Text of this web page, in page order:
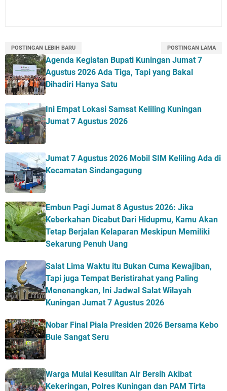
POSTINGAN LEBIH BARU POSTINGAN LAMA
Agenda Kegiatan Bupati Kuningan Jumat 7
Agustus 2026 Ada Tiga, Tapi yang Bakal
Dihadiri Hanya Satu
Ini Empat Lokasi Samsat Keliling Kuningan
Jumat 7 Agustus 2026
Jumat 7 Agustus 2026 Mobil SIM Keliling Ada di
Kecamatan Sindangagung
Embun Pagi Jumat 8 Agustus 2026: Jika
Keberkahan Dicabut Dari Hidupmu, Kamu Akan
Tetap Berjalan Kelaparan Meskipun Memiliki
Sekarung Penuh Uang
Salat Lima Waktu itu Bukan Cuma Kewajiban,
Tapi juga Tempat Beristirahat yang Paling
Menenangkan, Ini Jadwal Salat Wilayah
Kuningan Jumat 7 Agustus 2026
Nobar Final Piala Presiden 2026 Bersama Kebo
Bule Sangat Seru
Warga Mulai Kesulitan Air Bersih Akibat
Kekeringan, Polres Kuningan dan PAM Tirta